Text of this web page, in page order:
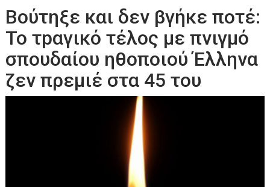
Βούτηξε και δεν βγήκε ποτέ:
Το τpαγικό τέλος με πνιγμό
σπουδαίου ηθοποιού Έλληνα
ζεν πρεμιέ στα 45 του